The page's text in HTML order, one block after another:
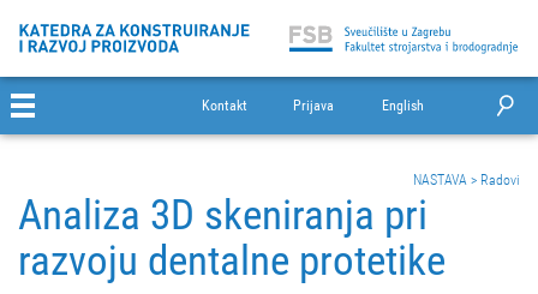
Kontakt Prijava English
NASTAVA > Radovi
Analiza 3D skeniranja pri
razvoju dentalne protetike